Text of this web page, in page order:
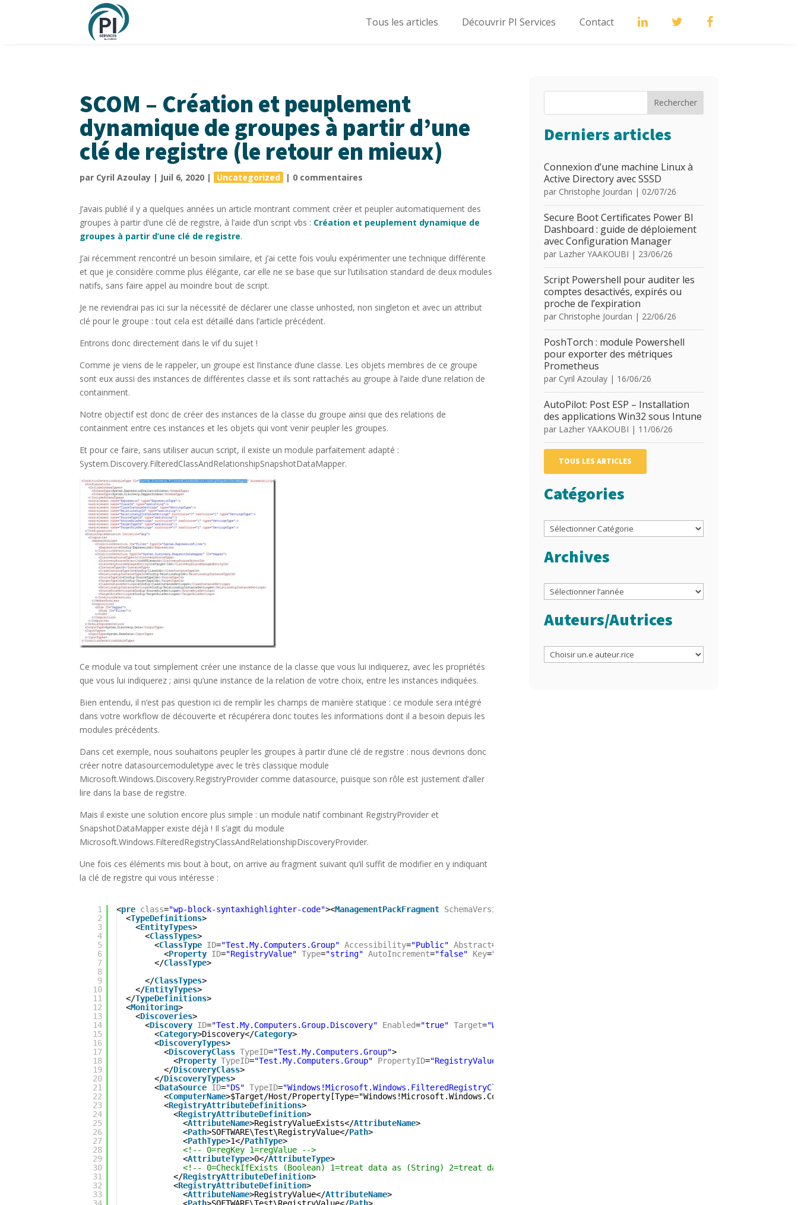
Tous les articles Découvrir PI Services Contact
SCOM – Création et peuplement
dynamique de groupes à partir d’une
clé de registre (le retour en mieux)
par Cyril Azoulay | Juil 6, 2020 | Uncategorized | 0 commentaires
J’avais publié il y a quelques années un article montrant comment créer et peupler automatiquement des
groupes à partir d’une clé de registre, à l’aide d’un script vbs : Création et peuplement dynamique de
groupes à partir d’une clé de registre.
J’ai récemment rencontré un besoin similaire, et j’ai cette fois voulu expérimenter une technique différente
et que je considère comme plus élégante, car elle ne se base que sur l’utilisation standard de deux modules
natifs, sans faire appel au moindre bout de script.
Je ne reviendrai pas ici sur la nécessité de déclarer une classe unhosted, non singleton et avec un attribut
clé pour le groupe : tout cela est détaillé dans l’article précédent.
Entrons donc directement dans le vif du sujet !
Comme je viens de le rappeler, un groupe est l’instance d’une classe. Les objets membres de ce groupe
sont eux aussi des instances de différentes classe et ils sont rattachés au groupe à l’aide d’une relation de
containment.
Notre objectif est donc de créer des instances de la classe du groupe ainsi que des relations de
containment entre ces instances et les objets qui vont venir peupler les groupes.
Et pour ce faire, sans utiliser aucun script, il existe un module parfaitement adapté :
System.Discovery.FilteredClassAndRelationshipSnapshotDataMapper.
Ce module va tout simplement créer une instance de la classe que vous lui indiquerez, avec les propriétés
que vous lui indiquerez ; ainsi qu’une instance de la relation de votre choix, entre les instances indiquées.
Bien entendu, il n’est pas question ici de remplir les champs de manière statique : ce module sera intégré
dans votre workflow de découverte et récupérera donc toutes les informations dont il a besoin depuis les
modules précédents.
Dans cet exemple, nous souhaitons peupler les groupes à partir d’une clé de registre : nous devrions donc
créer notre datasourcemoduletype avec le très classique module
Microsoft.Windows.Discovery.RegistryProvider comme datasource, puisque son rôle est justement d’aller
lire dans la base de registre.
Mais il existe une solution encore plus simple : un module natif combinant RegistryProvider et
SnapshotDataMapper existe déjà ! Il s’agit du module
Microsoft.Windows.FilteredRegistryClassAndRelationshipDiscoveryProvider.
Une fois ces éléments mis bout à bout, on arrive au fragment suivant qu’il suffit de modifier en y indiquant
la clé de registre qui vous intéresse :
1
2
3
4
5
6
7
8
9
10
11
12
13
14
15
16
17
18
19
20
21
22
23
24
25
26
27
28
29
30
31
32
33
34
<pre class="wp-block-syntaxhighlighter-code"><ManagementPackFragment SchemaVersion
<TypeDefinitions>
<EntityTypes>
<ClassTypes>
<ClassType ID="Test.My.Computers.Group" Accessibility="Public" Abstract=
<Property ID="RegistryValue" Type="string" AutoIncrement="false" Key="true"
</ClassType>
</ClassTypes>
</EntityTypes>
</TypeDefinitions>
<Monitoring>
<Discoveries>
<Discovery ID="Test.My.Computers.Group.Discovery" Enabled="true" Target="Windows!Microsoft.Windows.OperatingSystem"
<Category>Discovery</Category>
<DiscoveryTypes>
<DiscoveryClass TypeID="Test.My.Computers.Group">
<Property TypeID="Test.My.Computers.Group" PropertyID="RegistryValue"
</DiscoveryClass>
</DiscoveryTypes>
<DataSource ID="DS" TypeID="Windows!Microsoft.Windows.FilteredRegistryClassAndRelationshipDiscoveryProvider"
<ComputerName>$Target/Host/Property[Type="Windows!Microsoft.Windows.Computer"]/PrincipalName$</
<RegistryAttributeDefinitions>
<RegistryAttributeDefinition>
<AttributeName>RegistryValueExists</AttributeName>
<Path>SOFTWARE\Test\RegistryValue</Path>
<PathType>1</PathType>
<!-- 0=regKey 1=regValue -->
<AttributeType>0</AttributeType>
<!-- 0=CheckIfExists (Boolean) 1=treat data as (String) 2=treat data as (Integer) -->
</RegistryAttributeDefinition>
<RegistryAttributeDefinition>
<AttributeName>RegistryValue</AttributeName>
<Path>SOFTWARE\Test\RegistryValue</Path>
Rechercher
Derniers articles
Connexion d’une machine Linux à
Active Directory avec SSSD
par Christophe Jourdan | 02/07/26
Secure Boot Certificates Power BI
Dashboard : guide de déploiement
avec Configuration Manager
par Lazher YAAKOUBI | 23/06/26
Script Powershell pour auditer les
comptes desactivés, expirés ou
proche de l’expiration
par Christophe Jourdan | 22/06/26
PoshTorch : module Powershell
pour exporter des métriques
Prometheus
par Cyril Azoulay| 16/06/26
AutoPilot: Post ESP – Installation
des applications Win32 sous Intune
par Lazher YAAKOUBI | 11/06/26
TOUS LES ARTICLES
Catégories
Catégories
Archives
Archives
Auteurs/Autrices